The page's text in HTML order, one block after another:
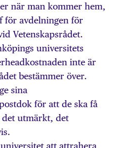
när man kommer hem,
för avdelningen för
Vetenskapsrådet.
universitets
inte är
bestämmer över.
sina
för att de ska få
det utmärkt, det
att attrahera